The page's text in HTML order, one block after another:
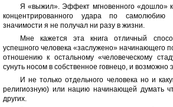
Я «выжил». Эффект мгновенного «дошло»
концентрированного удара по самолюбию
значимости я не получал ни разу в жизни.
Мне кажется эта книга отличный
успешного человека «заслужено» начинающего
отношению к остальному «человеческому
сунуть носом в собственное говнецо, и возможно
И не только отдельного человека но и
религиозную) или нацию начинающей думать
других.